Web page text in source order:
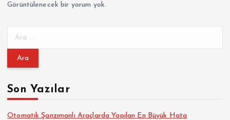
Görüntülenecek bir yorum yok.
m
:Son Yazılar
Otomatik Şanzımanlı Araçlarda Yapılan En Büyük Hata